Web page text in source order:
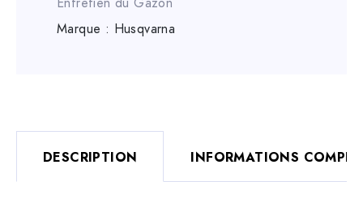
Marque : Husqvarna
DESCRIPTION INFORMATIONS